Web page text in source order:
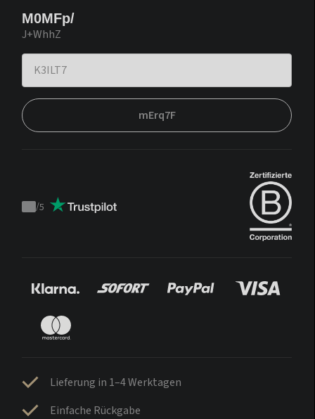
M0MFp/
J+WhhZ
mErq7F
Trustpilot
/5
Lieferung in 1–4 Werktagen
Einfache Rückgabe